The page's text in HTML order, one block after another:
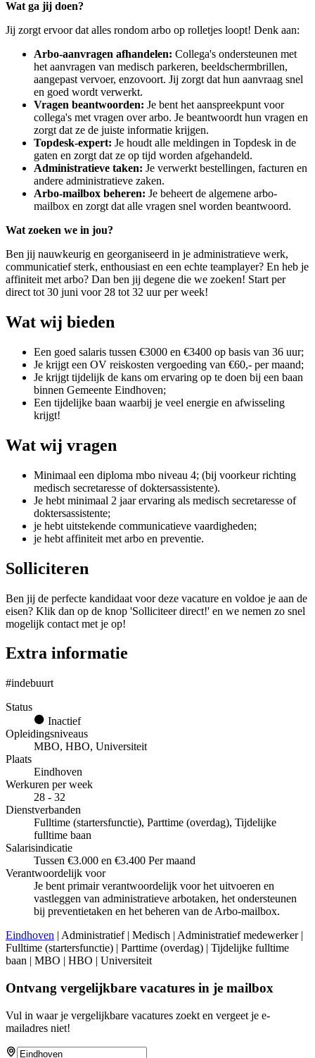
Wat ga jij doen?
Jij zorgt ervoor dat alles rondom arbo op rolletjes loopt! Denk aan:
Arbo-aanvragen afhandelen: Collega's ondersteunen met
het aanvragen van medisch parkeren, beeldschermbrillen,
aangepast vervoer, enzovoort. Jij zorgt dat hun aanvraag snel
en goed wordt verwerkt.
Vragen beantwoorden: Je bent het aanspreekpunt voor
collega's met vragen over arbo. Je beantwoordt hun vragen en
zorgt dat ze de juiste informatie krijgen.
Topdesk-expert: Je houdt alle meldingen in Topdesk in de
gaten en zorgt dat ze op tijd worden afgehandeld.
Administratieve taken: Je verwerkt bestellingen, facturen en
andere administratieve zaken.
Arbo-mailbox beheren: Je beheert de algemene arbo-
mailbox en zorgt dat alle vragen snel worden beantwoord.
Wat zoeken we in jou?
Ben jij nauwkeurig en georganiseerd in je administratieve werk,
communicatief sterk, enthousiast en een echte teamplayer? En heb je
affiniteit met arbo? Dan ben jij degene die we zoeken! Start per
direct tot 30 juni voor 28 tot 32 uur per week!
Wat wij bieden
Een goed salaris tussen €3000 en €3400 op basis van 36 uur;
Je krijgt een OV reiskosten vergoeding van €60,- per maand;
Je krijgt tijdelijk de kans om ervaring op te doen bij een baan
binnen Gemeente Eindhoven;
Een tijdelijke baan waarbij je veel energie en afwisseling
krijgt!
Wat wij vragen
Minimaal een diploma mbo niveau 4; (bij voorkeur richting
medisch secretaresse of doktersassistente).
Je hebt minimaal 2 jaar ervaring als medisch secretaresse of
doktersassistente;
je hebt uitstekende communicatieve vaardigheden;
je hebt affiniteit met arbo en preventie.
Solliciteren
Ben jij de perfecte kandidaat voor deze vacature en voldoe je aan de
eisen? Klik dan op de knop 'Solliciteer direct!' en we nemen zo snel
mogelijk contact met je op!
Extra informatie
#indebuurt
Status
Inactief
Opleidingsniveaus
MBO, HBO, Universiteit
Plaats
Eindhoven
Werkuren per week
28 - 32
Dienstverbanden
Fulltime (startersfunctie), Parttime (overdag), Tijdelijke
fulltime baan
Salarisindicatie
Tussen €3.000 en €3.400 Per maand
Verantwoordelijk voor
Je bent primair verantwoordelijk voor het uitvoeren en
vastleggen van administratieve arbotaken, het ondersteunen
bij preventietaken en het beheren van de Arbo-mailbox.
Eindhoven | Administratief | Medisch | Administratief medewerker |
Fulltime (startersfunctie) | Parttime (overdag) | Tijdelijke fulltime
baan | MBO | HBO | Universiteit
Ontvang vergelijkbare vacatures in je mailbox
Vul in waar je vergelijkbare vacatures zoekt en vergeet je e-
mailadres niet!